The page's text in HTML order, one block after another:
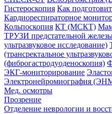
Гистероскопия Как
Кардиореспираторное
Кольпоскопия КТ (МСКТ)
ТРУЗИ предстательной
ультразвуковое исследование)
(трансректальное
(фиброгастродуоденоскопия)
ЭКГ-мониторирование
Электронейромиография
Мед. осмотры
Прозрение
Отделение неврологии и